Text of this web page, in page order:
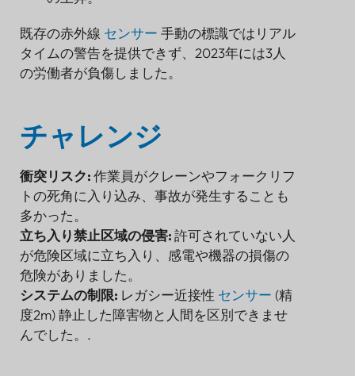
ソリューション: Lansitec の多目的 UWB-
実装
結果
結論
既存の赤外線 センサー 手動の標識ではリアル
タイムの警告を提供できず、2023年には3人
の労働者が負傷しました。
チャレンジ
衝突リスク:作業員がクレーンやフォークリフ
トの死角に入り込み、事故が発生することも
多かった。
立ち入り禁止区域の侵害:許可されていない人
が危険区域に立ち入り、感電や機器の損傷の
危険がありました。
システムの制限: レガシー近接性 センサー (精
度2m) 静止した障害物と人間を区別できませ
んでした。.